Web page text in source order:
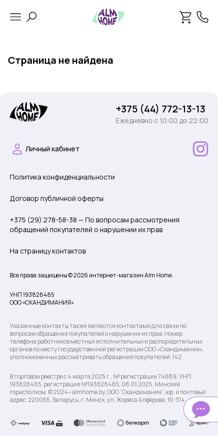
Страница не найдена
+375 (44) 772-13-13
Ежедневно c 10:00 до 22:00
Личный кабинет
Политика конфиденциальности
Договор публичной оферты
+375 (29) 278-58-38 — По вопросам рассмотрения
обращений покупателей о нарушении их прав
На страницу контактов
Все права защищены © 2026 интернет-магазин Alm Home.
УНП 193828485
ООО «СКАНДИМАНИЯ»
Указанные контакты также являются контактами для связи по
вопросам обращения покупателей о нарушении их прав. Номер
телефона работников местных исполнительных и распорядительных
органов по месту государственной регистрации ООО «Скандимания»,
уполномоченных рассматривать обращения покупателей: 142.
В торговом реестре с 4 марта 2025 г., № регистрации 74689, УНП
193828485, регистрация №193828485, 08.01.2025, Минский
горисполком. © 2024– almhome.by, ООО “Скандимания”, юр. и почтовый
адрес: 220065, Беларусь, г. Минск, ул. Жореса Алфёрова, 10-314